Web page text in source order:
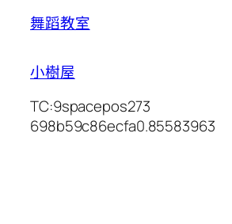
舞蹈教室
小樹屋
TC:9spacepos273
698b59c86ecfa0.85583963